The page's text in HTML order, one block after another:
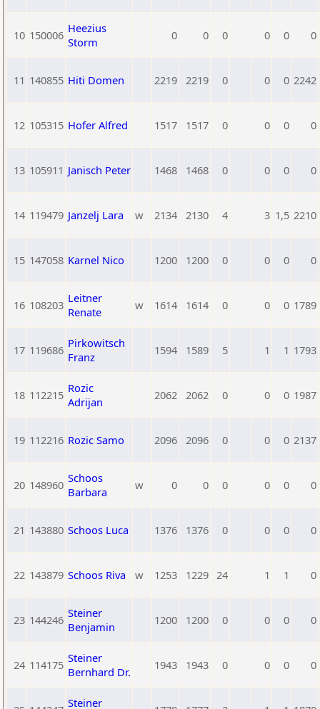
10 150006 Heezius
Storm
0 0 0 0 0 0
11 140855 Hiti Domen 2219 2219 0 0 0 2242
12 105315 Hofer Alfred 1517 1517 0 0 0 0
13 105911 Janisch Peter 1468 1468 0 0 0 0
14 119479 Janzelj Lara w 2134 2130 4 3 1,5 2210
15 147058 Karnel Nico 1200 1200 0 0 0 0
16 108203 Leitner
Renate
w 1614 1614 0 0 0 1789
17 119686 Pirkowitsch
Franz
1594 1589 5 1 1 1793
18 112215 Rozic
Adrijan
2062 2062 0 0 0 1987
19 112216 Rozic Samo 2096 2096 0 0 0 2137
20 148960 Schoos
Barbara
w 0 0 0 0 0 0
21 143880 Schoos Luca 1376 1376 0 0 0 0
22 143879 Schoos Riva w 1253 1229 24 1 1 0
23 144246 Steiner
Benjamin
1200 1200 0 0 0 0
24 114175 Steiner
Bernhard Dr.
1943 1943 0 0 0 0
Steiner